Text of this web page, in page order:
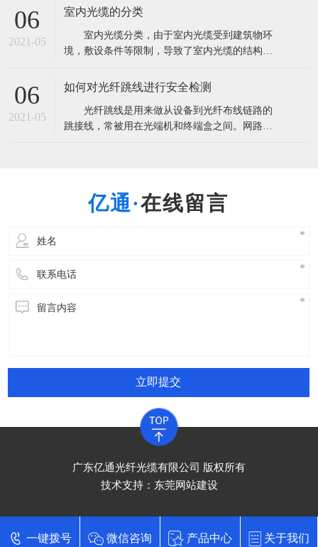
在水泥路面上开槽，将微型光缆布放在路槽内；
装用光缆 气吹敷设方式即是利用压缩空气的高速
气流将微缆吹入指定的管道中。气吹敷设方式
06
2021-05
室内光缆的分类
室内光缆分类，由于室内光缆受到建筑物环
境，敷设条件等限制，导致了室内光缆的结构设
缆的机械性能与光学性能各有侧重等。 1.按
缆，室内配线光缆和室内中继光缆三种。 室
内主干光缆主要是提供建筑物内、外之间
06
2021-05
如何对光纤跳线进行安全检测
光纤跳线是用来做从设备到光纤布线链路的
跳接线，常被用在光端机和终端盒之间。网路的
指标：插入损耗小于0.3dB回波损耗大于45
在线留言
立即提交
广东亿通光纤光缆有限公司 版权所有
技术支持： 东莞网站建设
一键拨号 微信咨询 产品中心 关于我们